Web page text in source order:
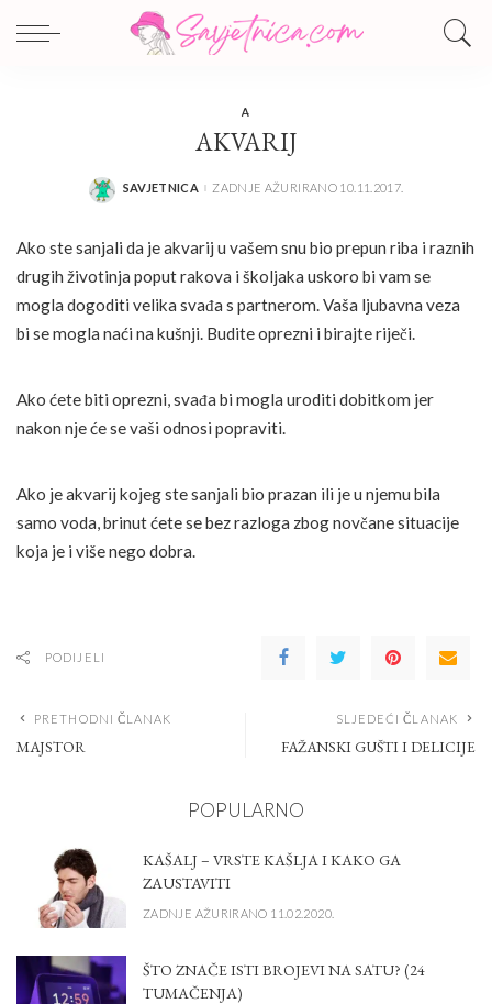
A
AKVARIJ
POSTED
SAVJETNICA ZADNJE AŽURIRANO 10.11.2017.
Ako ste sanjali da je akvarij u vašem snu bio prepun riba i raznih
drugih životinja poput rakova i školjaka uskoro bi vam se
mogla dogoditi velika svađa s partnerom. Vaša ljubavna veza
bi se mogla naći na kušnji. Budite oprezni i birajte riječi.
Ako ćete biti oprezni, svađa bi mogla uroditi dobitkom jer
nakon nje će se vaši odnosi popraviti.
Ako je akvarij kojeg ste sanjali bio prazan ili je u njemu bila
samo voda, brinut ćete se bez razloga zbog novčane situacije
koja je i više nego dobra.
PODIJELI
PRETHODNI ČLANAK
MAJSTOR
SLJEDEĆI ČLANAK
FAŽANSKI GUŠTI I DELICIJE
POPULARNO
KAŠALJ – VRSTE KAŠLJA I KAKO GA
ZAUSTAVITI
ZADNJE AŽURIRANO 11.02.2020.
ŠTO ZNAČE ISTI BROJEVI NA SATU? (24
TUMAČENJA)